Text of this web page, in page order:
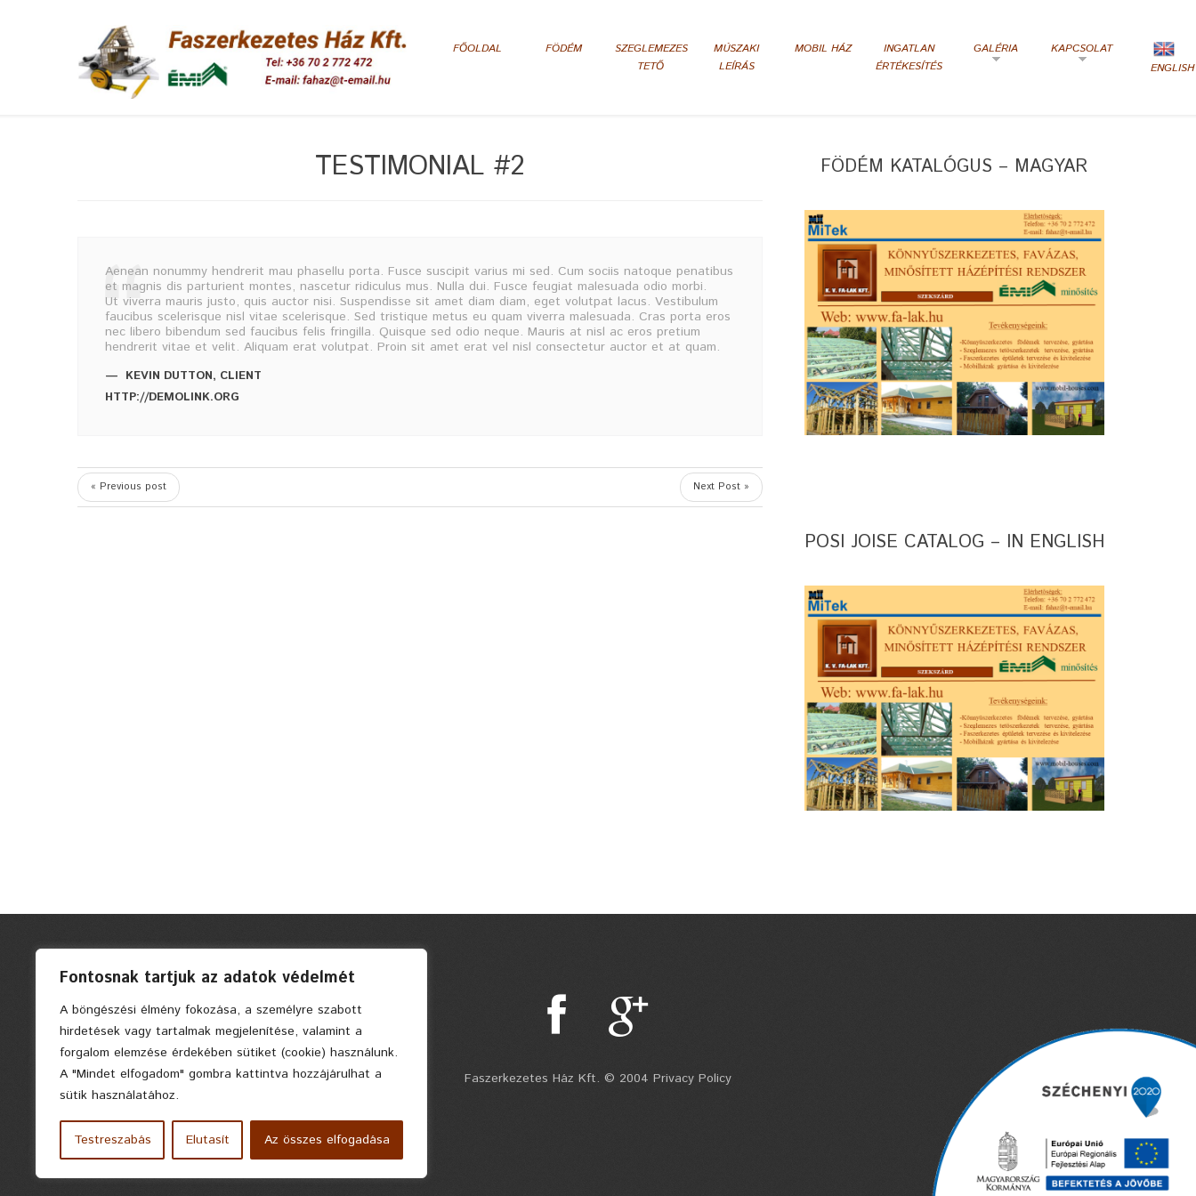
Fontosnak tartjuk az adatok védelmét
A böngészési élmény fokozása, a személyre szabott
hirdetések vagy tartalmak megjelenítése, valamint a
forgalom elemzése érdekében sütiket (cookie) használunk.
A "Mindet elfogadom" gombra kattintva hozzájárulhat a
sütik használatához.
Testreszabás Elutasít Az összes elfogadása
FŐOLDAL FÖDÉM
SZEGLEMEZES
TETŐ
MÚSZAKI
LEÍRÁS
MOBIL HÁZ
INGATLAN
ÉRTÉKESÍTÉS
GALÉRIA
KAPCSOLAT
ENGLISH
TESTIMONIAL #2
Aenean nonummy hendrerit mau phasellu porta. Fusce suscipit varius mi sed. Cum sociis natoque penatibus
et magnis dis parturient montes, nascetur ridiculus mus. Nulla dui. Fusce feugiat malesuada odio morbi.
Ut viverra mauris justo, quis auctor nisi. Suspendisse sit amet diam diam, eget volutpat lacus. Vestibulum
faucibus scelerisque nisl vitae scelerisque. Sed tristique metus eu quam viverra malesuada. Cras porta eros
nec libero bibendum sed faucibus felis fringilla. Quisque sed odio neque. Mauris at nisl ac eros pretium
hendrerit vitae et velit. Aliquam erat volutpat. Proin sit amet erat vel nisl consectetur auctor et at quam.
KEVIN DUTTON, CLIENT
HTTP://DEMOLINK.ORG
« Previous post Next Post »
FÖDÉM KATALÓGUS – MAGYAR
POSI JOISE CATALOG – IN ENGLISH
Faszerkezetes Ház Kft. © 2004 Privacy Policy